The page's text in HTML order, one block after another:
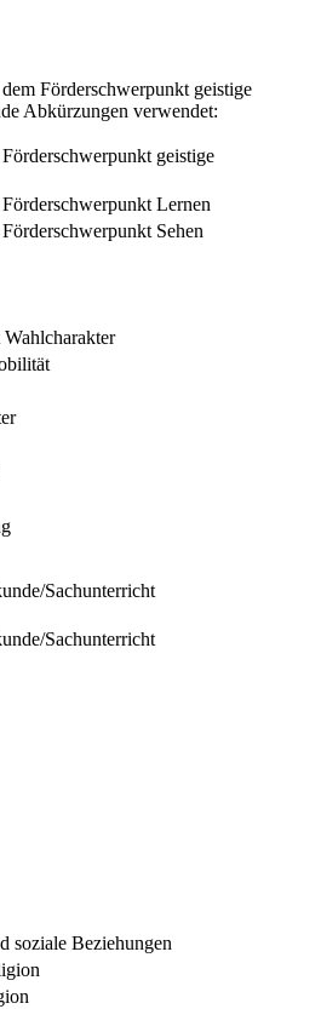
Förderschwerpunkt geistige
Abkürzungen verwendet:
geistige
Lernen
Sehen
Sachunterricht
Sachunterricht
soziale Beziehungen